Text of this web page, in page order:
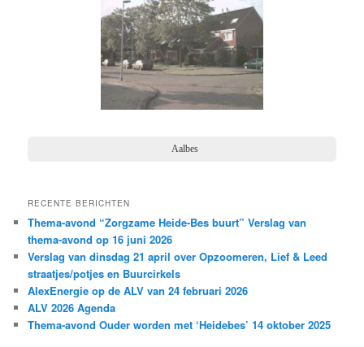
Bosbes
RECENTE BERICHTEN
Thema-avond “Zorgzame Heide-Bes buurt” Verslag van
thema-avond op 16 juni 2026
Verslag van dinsdag 21 april over Opzoomeren, Lief & Leed
straatjes/potjes en Buurcirkels
AlexEnergie op de ALV van 24 februari 2026
ALV 2026 Agenda
Thema-avond Ouder worden met ‘Heidebes’ 14 oktober 2025